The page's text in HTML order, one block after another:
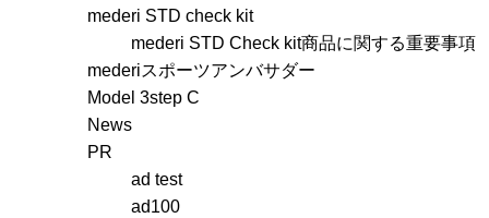
mederi STD check kit
mederi STD Check kit商品に関する重要事項
mederiスポーツアンバサダー
Model 3step C
News
PR
ad test
ad100